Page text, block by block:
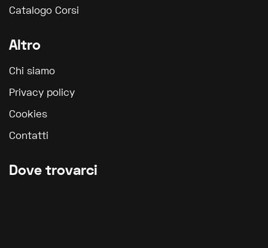
Catalogo Corsi
Altro
Chi siamo
Privacy policy
Cookies
Contatti
Dove trovarci